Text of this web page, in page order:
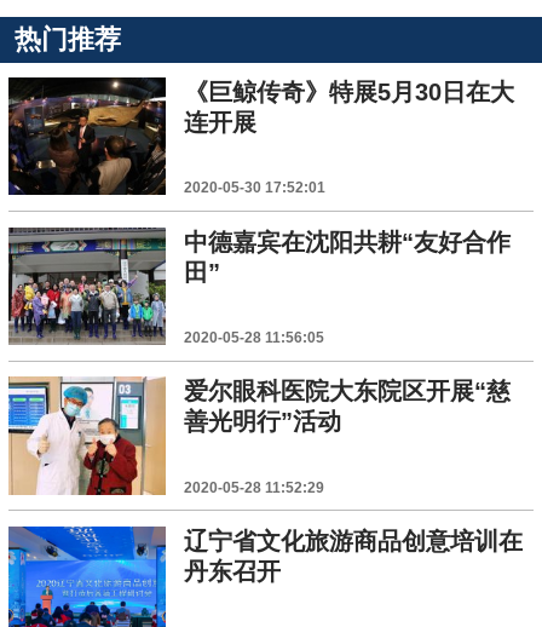
热门推荐
《巨鲸传奇》特展5月30日在大
连开展
2020-05-30 17:52:01
中德嘉宾在沈阳共耕“友好合作
田”
2020-05-28 11:56:05
爱尔眼科医院大东院区开展“慈
善光明行”活动
2020-05-28 11:52:29
辽宁省文化旅游商品创意培训在
丹东召开